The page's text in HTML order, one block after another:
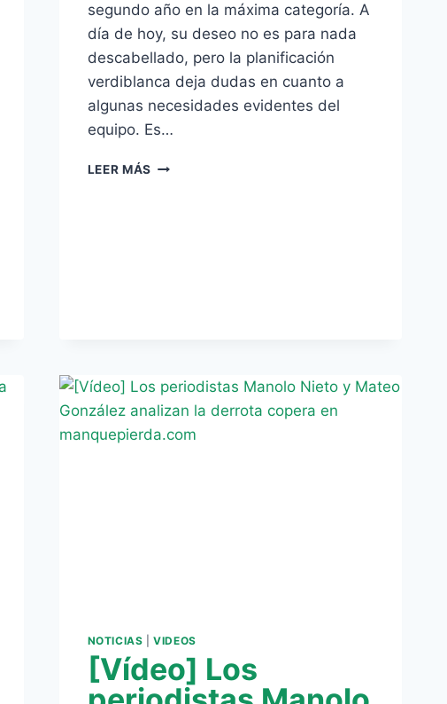
segundo año en la máxima categoría. A
día de hoy, su deseo no es para nada
descabellado, pero la planificación
verdiblanca deja dudas en cuanto a
algunas necesidades evidentes del
equipo. Es…
LEER MÁS ASIGNATURAS
NOTICIAS |VIDEOS
[Vídeo] Los